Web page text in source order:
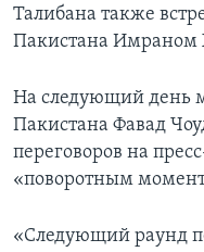
Талибана также
Пакистана Имраном
На следующий день
Пакистана Фавад
переговоров на
«поворотным
«Следующий раунд